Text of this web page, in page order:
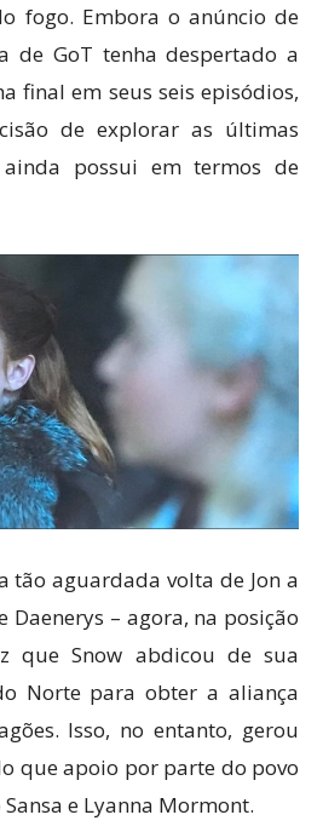
fogo. Embora o anúncio de
de GoT tenha despertado a
final em seus seis episódios,
de explorar as últimas
possui em termos de
tão aguardada volta de Jon a
– agora, na posição
que Snow abdicou de sua
Norte para obter a aliança
Isso, no entanto, gerou
que apoio por parte do povo
e Lyanna Mormont.